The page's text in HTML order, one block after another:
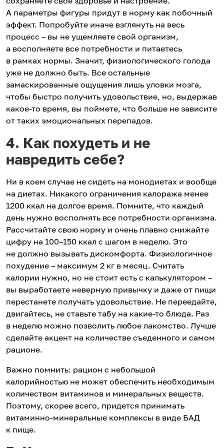
А параметры фигуры придут в норму как побочный
эффект. Попробуйте иначе взглянуть на весь
процесс – вы не ущемляете свой организм,
а восполняете все потребности и питаетесь
в рамках нормы. Значит, физиологического голода
уже не должно быть. Все остальные
замаскированные ощущения лишь уловки мозга,
чтобы быстро получить удовольствие, но, выдержав
какое-то время, вы поймете, что больше не зависите
от таких эмоциональных перепадов.
4. Как похудеть и не
навредить себе?
Ни в коем случае не сидеть на монодиетах и вообще
на диетах. Никакого ограничения калоража менее
1200 ккал на долгое время. Помните, что каждый
день нужно восполнять все потребности организма.
Рассчитайте свою норму и очень плавно снижайте
цифру на 100–150 ккал с шагом в неделю. Это
не должно вызывать дискомфорта. Физиологичное
похудение – максимум 2 кг в месяц. Считать
калории нужно, но не стоит есть с калькулятором –
вы выработаете неверную привычку и даже от пищи
перестанете получать удовольствие. Не переедайте,
двигайтесь, не ставьте табу на какие-то блюда. Раз
в неделю можно позволить любое лакомство. Лучше
сделайте акцент на количестве съеденного и самом
рационе.
Важно помнить: рацион с небольшой
калорийностью не может обеспечить необходимым
количеством витаминов и минеральных веществ.
Поэтому, скорее всего, придется принимать
витаминно-минеральные комплексы в виде БАД
к пище.